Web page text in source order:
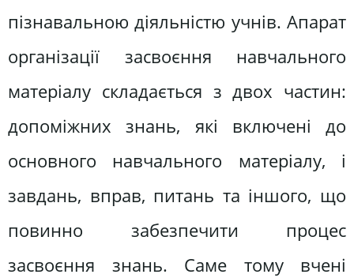
пізнавальною діяльністю учнів. Апарат
організації засвоєння навчального
матеріалу складається з двох частин:
допоміжних знань, які включені до
основного навчального матеріалу, і
завдань, вправ, питань та іншого, що
повинно забезпечити процес
засвоєння знань. Саме тому вчені